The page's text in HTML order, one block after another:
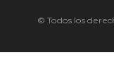
© Todos los